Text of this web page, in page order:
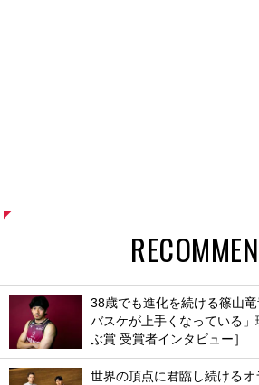
38歳でも進化を続ける篠山
バスケが上手くなっている
ぶ賞 受賞者インタビュー］
世界の頂点に君臨し続ける